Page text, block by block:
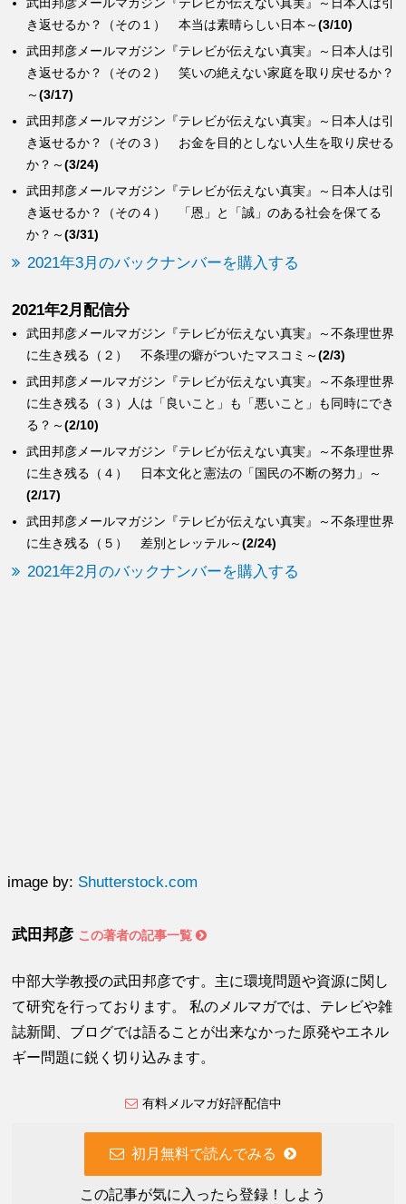
武田邦彦メールマガジン『テレビが伝えない真実』～日本人は引
き返せるか？（その４） 「恩」と「誠」のある社会を保てる
か？～(3/31)
武田邦彦メールマガジン『テレビが伝えない真実』～日本人は引
き返せるか？（その３） お金を目的としない人生を取り戻せる
か？～(3/24)
武田邦彦メールマガジン『テレビが伝えない真実』～日本人は引
き返せるか？（その２） 笑いの絶えない家庭を取り戻せるか？
～(3/17)
武田邦彦メールマガジン『テレビが伝えない真実』～日本人は引
き返せるか？（その１） 本当は素晴らしい日本～(3/10)
2021年3月のバックナンバーを購入する
2021年2月配信分
武田邦彦メールマガジン『テレビが伝えない真実』～不条理世界
に生き残る（５） 差別とレッテル～(2/24)
武田邦彦メールマガジン『テレビが伝えない真実』～不条理世界
に生き残る（４） 日本文化と憲法の「国民の不断の努力」～
(2/17)
武田邦彦メールマガジン『テレビが伝えない真実』～不条理世界
に生き残る（３）人は「良いこと」も「悪いこと」も同時にでき
る？～(2/10)
武田邦彦メールマガジン『テレビが伝えない真実』～不条理世界
に生き残る（２） 不条理の癖がついたマスコミ～(2/3)
2021年2月のバックナンバーを購入する
image by: Shutterstock.com
武田邦彦 この著者の記事一覧
中部大学教授の武田邦彦です。主に環境問題や資源に関し
て研究を行っております。 私のメルマガでは、テレビや雑
誌新聞、ブログでは語ることが出来なかった原発やエネル
ギー問題に鋭く切り込みます。
有料メルマガ好評配信中
初月無料で読んでみる
この記事が気に入ったら登録！しよう